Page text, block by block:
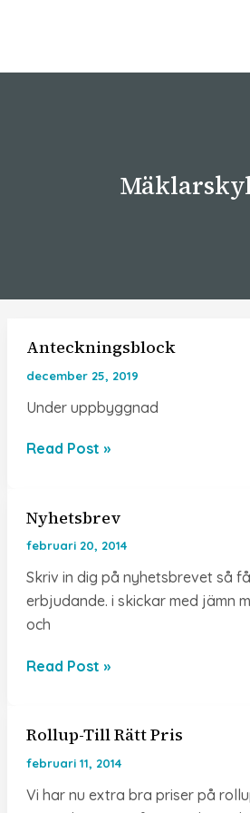
Anteckningsblock
december 25, 2019
Under uppbyggnad
Anteckningsblock
Read Post »
Nyhetsbrev
februari 20, 2014
Skriv in dig på nyhetsbrevet så
erbjudande. i skickar med jämn
och
Nyhetsbrev
Read Post »
Rollup-Till Rätt Pris
februari 11, 2014
Vi har nu extra bra priser på